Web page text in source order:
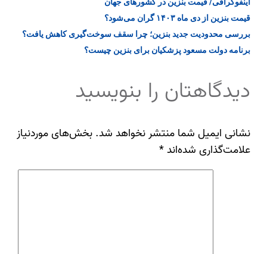
قیمت بنزین از دی‌ ماه ۱۴۰۳ گران می‌شود؟
بررسی محدودیت جدید بنزین؛ چرا سقف سوخت‌گیری کاهش یافت؟
برنامه دولت مسعود پزشکیان برای بنزین چیست؟
دیدگاهتان را بنویسید
نشانی ایمیل شما منتشر نخواهد شد. بخش‌های موردنیاز
علامت‌گذاری شده‌اند*